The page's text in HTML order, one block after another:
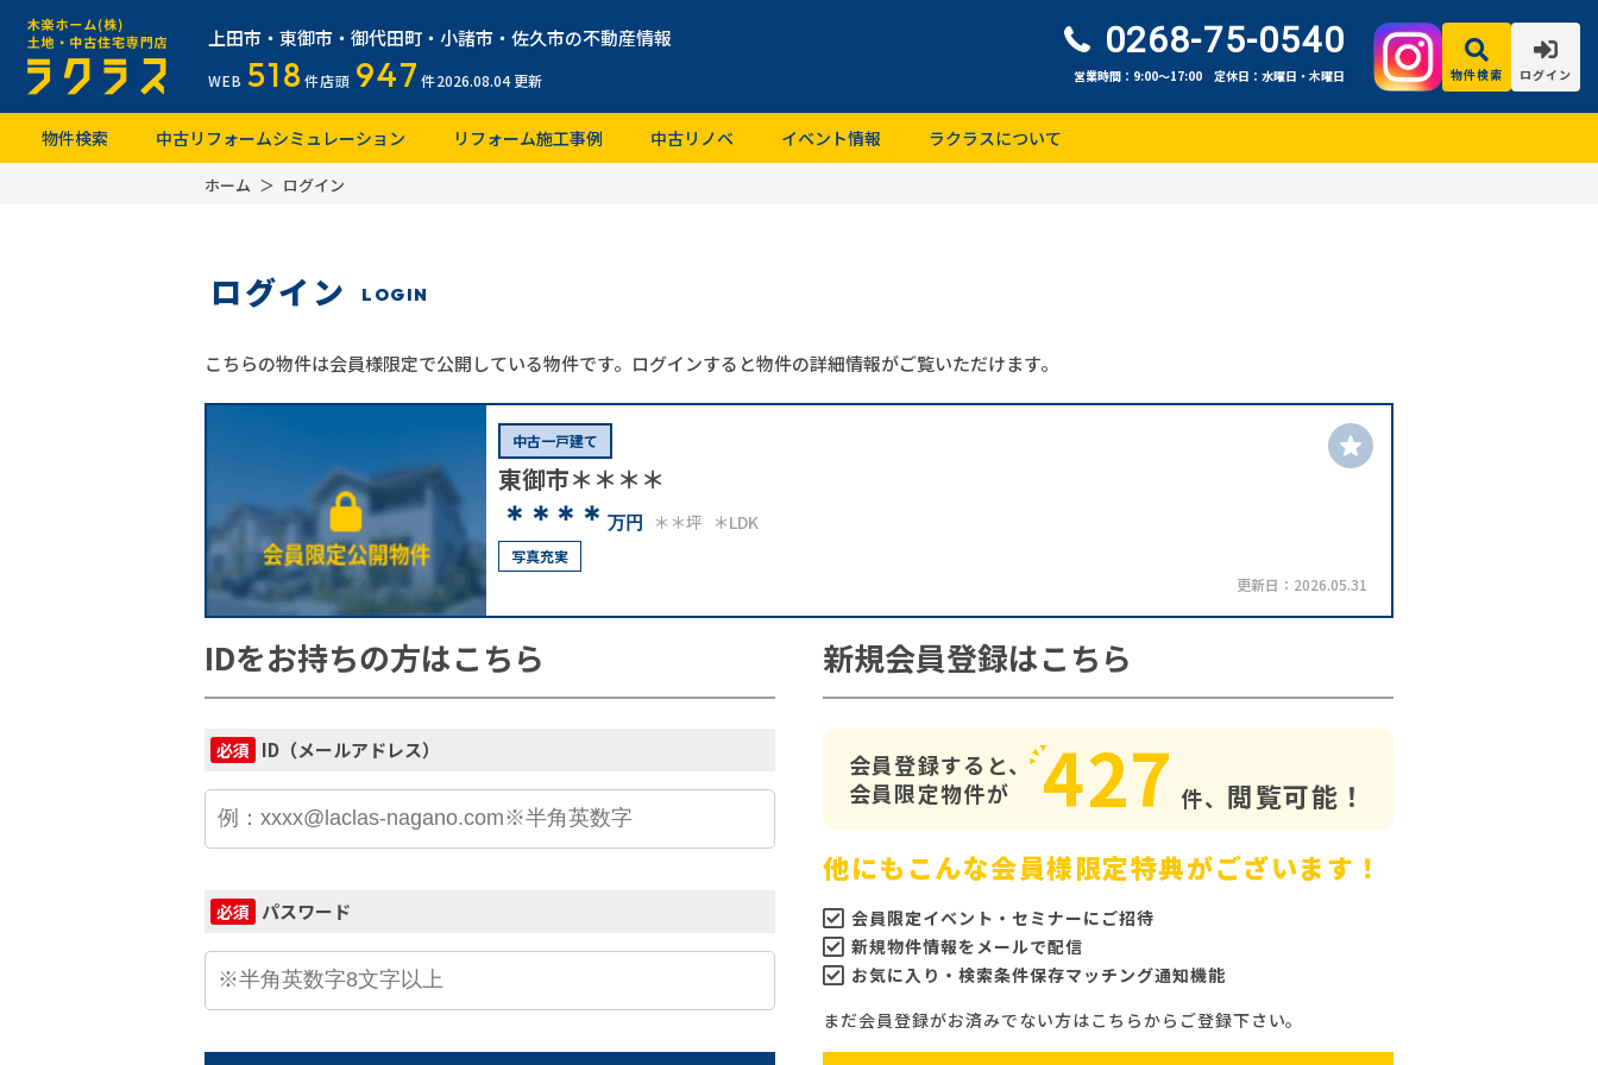
上田市・東御市・御代田町・小諸市・佐久市の不動産情報
WEB 518件店頭 947件2026.08.04更新
0268-75-0540
営業時間：9:00〜17:00 定休日：水曜日・木曜日 物件検索 ログイン
物件検索 中古リフォームシミュレーション リフォーム施工事例 中古リノベ イベント情報 ラクラスについて
ホーム ログイン
ログイン LOGIN
こちらの物件は会員様限定で公開している物件です。ログインすると物件の詳細情報がご覧いただけます。
中古一戸建て
東御市＊＊＊＊
＊＊＊＊ 万円 ＊＊坪 ＊LDK
写真充実
更新日：2026.05.31
IDをお持ちの方はこちら
必須 ID（メールアドレス）
必須 パスワード
新規会員登録はこちら
会員登録すると、
会員限定物件が
427 件、 閲覧可能！
他にもこんな会員様限定特典がございます！
会員限定イベント・セミナーにご招待
新規物件情報をメールで配信
お気に入り・検索条件保存マッチング通知機能
まだ会員登録がお済みでない方はこちらからご登録下さい。